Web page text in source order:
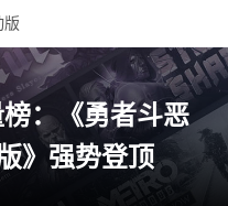
版
：《勇者斗恶
》强势登顶